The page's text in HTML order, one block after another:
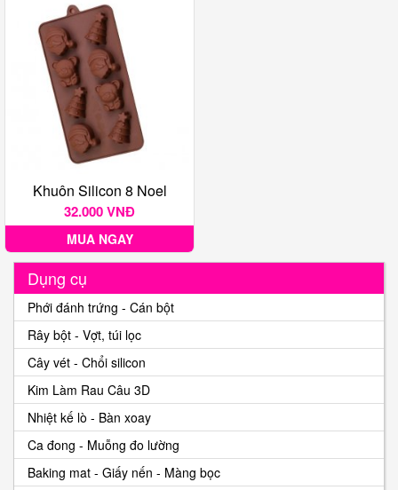
Khuôn Silicon 8 Noel
32.000 VNĐ
MUA NGAY
Dụng cụ
Phới đánh trứng - Cán bột
Rây bột - Vợt, túi lọc
Cây vét - Chổi silicon
Kim Làm Rau Câu 3D
Nhiệt kế lò - Bàn xoay
Ca đong - Muỗng đo lường
Baking mat - Giấy nến - Màng bọc